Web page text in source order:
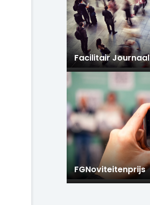
Facilitair Journaal
FGNoviteitenprijs